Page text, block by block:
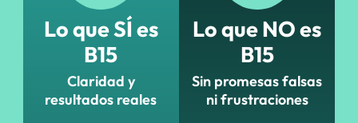
Lo que SÍ es
B15
Claridad y
resultados reales
Lo que NO es
B15
Sin promesas falsas
ni frustraciones